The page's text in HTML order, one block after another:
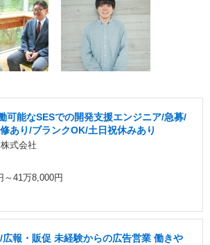
可能なSESでの開発支援エンジニア/急募/
あり/ブランクOK/土日祝休みあり
式会社
～41万8,000円
報・販促 未経験からの広告営業 働きや